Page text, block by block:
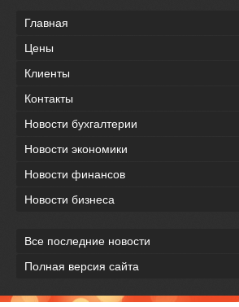
Главная
Цены
Клиенты
Контакты
Новости бухгалтерии
Новости экономики
Новости финансов
Новости бизнеса
Все последние новости
Полная версия сайта